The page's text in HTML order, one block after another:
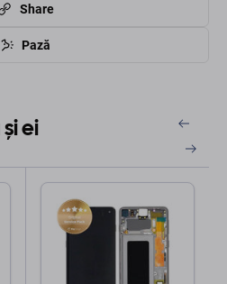
Share
Pază
ei